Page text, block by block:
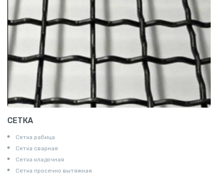
СЕТКА
Сетка рабица
Сетка сварная
Сетка кладочная
Сетка просечно вытяжная